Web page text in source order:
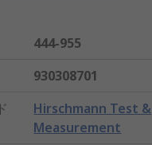
444-955
930308701
Hirschmann Test &
Measurement